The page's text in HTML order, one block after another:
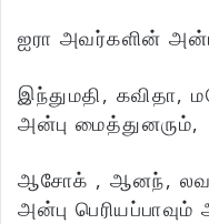
ஐரா அவர்களின்
இந்துமதி, கவிதா,
அன்பு மைத்துனரும்,
ஆசோக் , ஆனந்,
அன்பு